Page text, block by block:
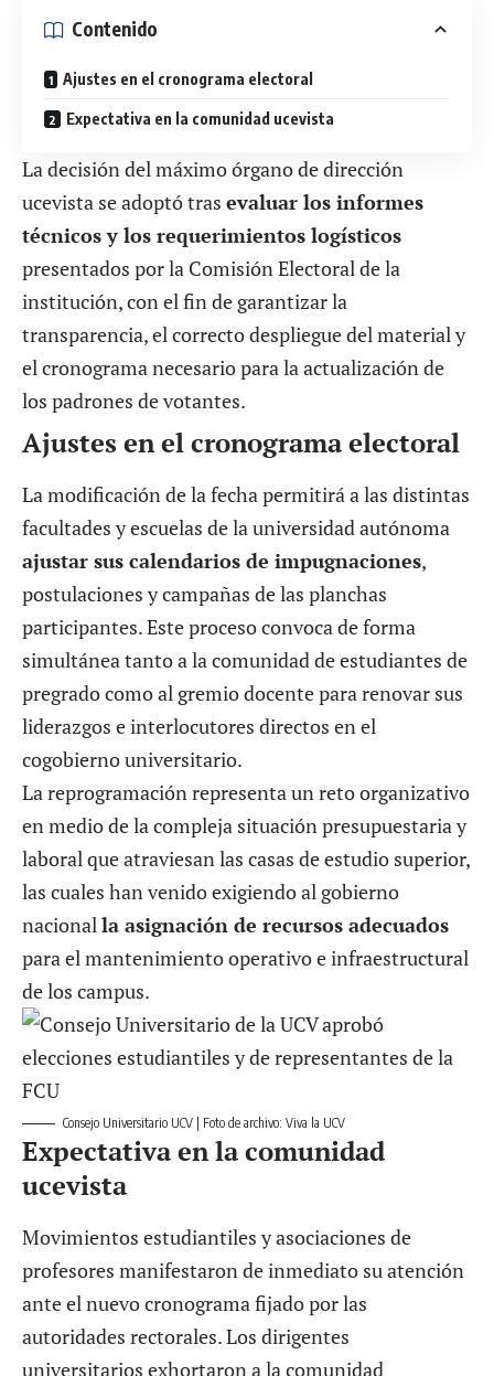
Contenido
Ajustes en el cronograma electoral
Expectativa en la comunidad ucevista
La decisión del máximo órgano de dirección
ucevista se adoptó tras evaluar los informes
técnicos y los requerimientos logísticos
presentados por la Comisión Electoral de la
institución, con el fin de garantizar la
transparencia, el correcto despliegue del material y
el cronograma necesario para la actualización de
los padrones de votantes.
Ajustes en el cronograma electoral
La modificación de la fecha permitirá a las distintas
facultades y escuelas de la universidad autónoma
ajustar sus calendarios de impugnaciones,
postulaciones y campañas de las planchas
participantes. Este proceso convoca de forma
simultánea tanto a la comunidad de estudiantes de
pregrado como al gremio docente para renovar sus
liderazgos e interlocutores directos en el
cogobierno universitario.
La reprogramación representa un reto organizativo
en medio de la compleja situación presupuestaria y
laboral que atraviesan las casas de estudio superior,
las cuales han venido exigiendo al gobierno
nacional la asignación de recursos adecuados
para el mantenimiento operativo e infraestructural
de los campus.
Consejo Universitario UCV | Foto de archivo: Viva la UCV
Expectativa en la comunidad
ucevista
Movimientos estudiantiles y asociaciones de
profesores manifestaron de inmediato su atención
ante el nuevo cronograma fijado por las
autoridades rectorales. Los dirigentes
universitarios exhortaron a la comunidad